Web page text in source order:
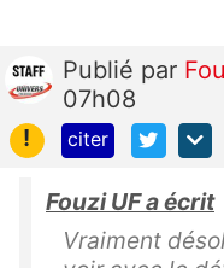
Publié par
07h08
!
citer
Fouzi UF a écrit
Vraiment